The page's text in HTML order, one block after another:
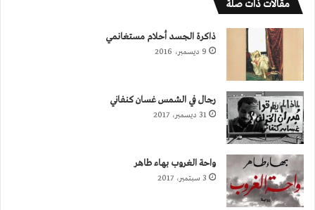
مقالات ذات صلة
ذاكرة الجسد أحلام مستغانمي
9 ديسمبر، 2016
رجال في الشمس غسان كنفاني
31 ديسمبر، 2017
واحة الغروب بهاء طاهر
3 سبتمبر، 2017